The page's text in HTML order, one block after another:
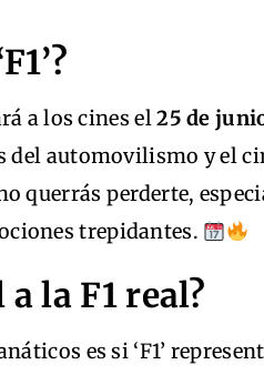
a los cines el25 de
automovilismo y el
querrás perderte,
trepidantes.
la F1 real?
es si ‘F1’